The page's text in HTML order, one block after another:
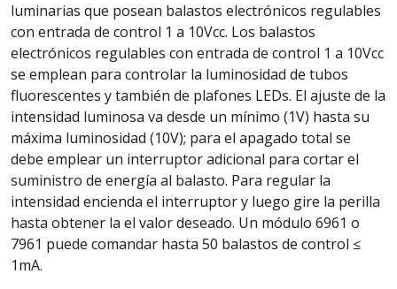
luminarias que posean balastos electrónicos regulables
con entrada de control 1 a 10Vcc. Los balastos
electrónicos regulables con entrada de control 1 a 10Vcc
se emplean para controlar la luminosidad de tubos
fluorescentes y también de plafones LEDs. El ajuste de la
intensidad luminosa va desde un mínimo (1V) hasta su
máxima luminosidad (10V); para el apagado total se
debe emplear un interruptor adicional para cortar el
suministro de energía al balasto. Para regular la
intensidad encienda el interruptor y luego gire la perilla
hasta obtener la el valor deseado. Un módulo 6961 o
7961 puede comandar hasta 50 balastos de control ≤
1mA.